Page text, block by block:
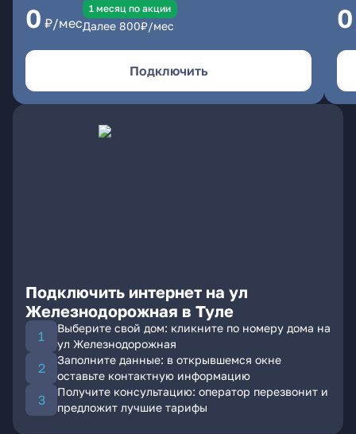
0 ₽/мес
1 месяц по акции
Далее 800₽/мес
Подключить
0
Подключить интернет на ул
Железнодорожная в Туле
Выберите свой дом: кликните по номеру дома на
ул Железнодорожная
Заполните данные: в открывшемся окне
оставьте контактную информацию
Получите консультацию: оператор перезвонит и
предложит лучшие тарифы